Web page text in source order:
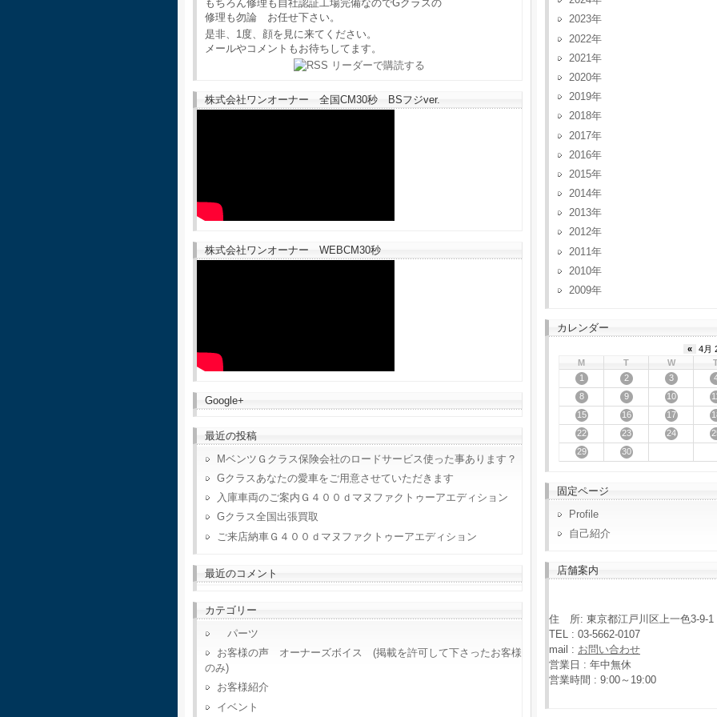
もちろん修理も自社認証工場完備なのでGクラスの
修理も勿論 お任せ下さい。
是非、1度、顔を見に来てください。
メールやコメントもお待ちしてます。
株式会社ワンオーナー 全国CM30秒 BSフジver.
株式会社ワンオーナー WEBCM30秒
Google+
最近の投稿
MベンツＧクラス保険会社のロードサービス使った事あります？
Gクラスあなたの愛車をご用意させていただきます
入庫車両のご案内Ｇ４００ｄマヌファクトゥーアエディション
Gクラス全国出張買取
ご来店納車Ｇ４００ｄマヌファクトゥーアエディション
最近のコメント
カテゴリー
パーツ
お客様の声 オーナーズボイス (掲載を許可して下さったお客様
のみ)
お客様紹介
イベント
2023
2022
2021
2020
2019
2018
2017
2016
2015
2014
2013
2012
2011
2010
2009
カレンダー
« 4月
M
T W
1
2 3
8
9 10 11
15
16 17
22
23 24
29
30
固定ページ
Profile
自己紹介
店舗案内
住 所: 東京都江戸川区上一色3-9-1
TEL : 03-5662-0107
mail : お問い合わせ
営業日 : 年中無休
営業時間 : 9:00～19:00